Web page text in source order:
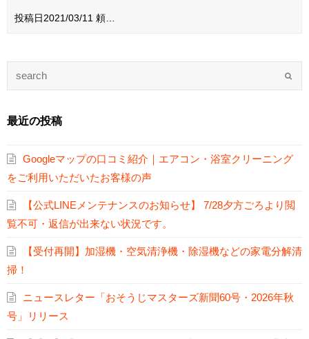
投稿日2021/03/11 頼…
最近の投稿
Googleマップの口コミ紹介｜エアコン・浴室クリーニング
をご利用いただいたお客様の声
【公式LINEメンテナンスのお知らせ】 7/28夕方ごろより閲
覧不可・返信が出来ない状況です。
【受付再開】加湿機・空気清浄機・除湿機などの家電分解清
掃！
ニュースレター「おそうじマスターズ新聞60号・2026年秋
号」リリース